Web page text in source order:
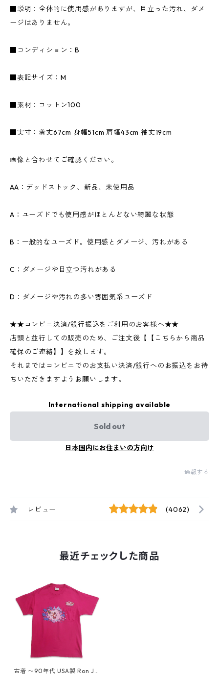
■説明：全体的に使用感がありますが、目立った汚れ、ダメ
ージはありません。
■コンディション：B
■表記サイズ：M
■素材：コットン100
■実寸：着丈67cm 身幅51cm 肩幅43cm 袖丈19cm
画像と合わせてご確認ください。
AA：デッドストック、新品、未使用品
A：ユーズドでも使用感がほとんどない綺麗な状態
B：一般的なユーズド。使用感とダメージ、汚れがある
C：ダメージや目立つ汚れがある
D：ダメージや汚れの多い雰囲気系ユーズド
★★コンビニ決済/銀行振込をご利用のお客様へ★★
店頭と並行しての販売のため、ご注文後【【こちらから商品
確保のご連絡】】を致します。
それまではコンビニでのお支払い決済/銀行へのお振込をお待
ちいただきますようお願いします。
International shipping available
Sold out
日本国内にお住まいの方向け
通報する
レビュー (4062)
最近チェックした商品
古着 〜90年代 USA製 Ron Jo